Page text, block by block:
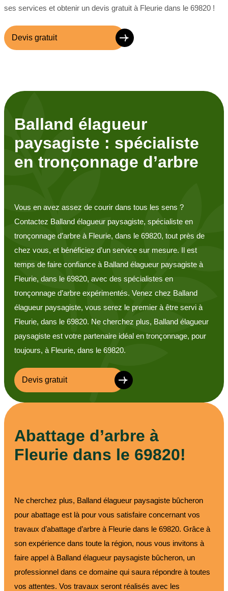
ses services et obtenir un devis gratuit à Fleurie dans le 69820 !
Devis gratuit
Balland élagueur
paysagiste : spécialiste
en tronçonnage d’arbre
Vous en avez assez de courir dans tous les sens ?
Contactez Balland élagueur paysagiste, spécialiste en
tronçonnage d’arbre à Fleurie, dans le 69820, tout près de
chez vous, et bénéficiez d’un service sur mesure. Il est
temps de faire confiance à Balland élagueur paysagiste à
Fleurie, dans le 69820, avec des spécialistes en
tronçonnage d’arbre expérimentés. Venez chez Balland
élagueur paysagiste, vous serez le premier à être servi à
Fleurie, dans le 69820. Ne cherchez plus, Balland élagueur
paysagiste est votre partenaire idéal en tronçonnage, pour
toujours, à Fleurie, dans le 69820.
Devis gratuit
Abattage d’arbre à
Fleurie dans le 69820!
Ne cherchez plus, Balland élagueur paysagiste bûcheron
pour abattage est là pour vous satisfaire concernant vos
travaux d’abattage d’arbre à Fleurie dans le 69820. Grâce à
son expérience dans toute la région, nous vous invitons à
faire appel à Balland élagueur paysagiste bûcheron, un
professionnel dans ce domaine qui saura répondre à toutes
vos attentes. Vos travaux seront réalisés avec les